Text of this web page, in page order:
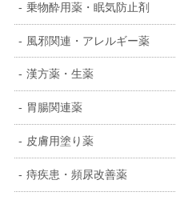
乗物酔用薬・眠気防止剤
風邪関連・アレルギー薬
漢方薬・生薬
胃腸関連薬
皮膚用塗り薬
痔疾患・頻尿改善薬